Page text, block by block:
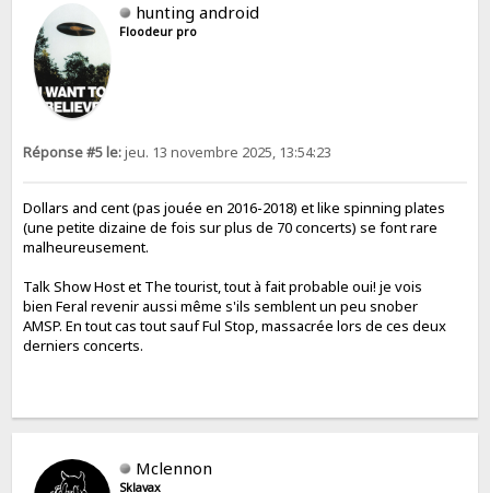
hunting android
Floodeur pro
Réponse #5 le:jeu. 13 novembre 2025, 13:54:23
Dollars and cent (pas jouée en 2016-2018) et like spinning plates
(une petite dizaine de fois sur plus de 70 concerts) se font rare
malheureusement.
Talk Show Host et The tourist, tout à fait probable oui! je vois
bien Feral revenir aussi même s'ils semblent un peu snober
AMSP. En tout cas tout sauf Ful Stop, massacrée lors de ces deux
derniers concerts.
Mclennon
Sklavax